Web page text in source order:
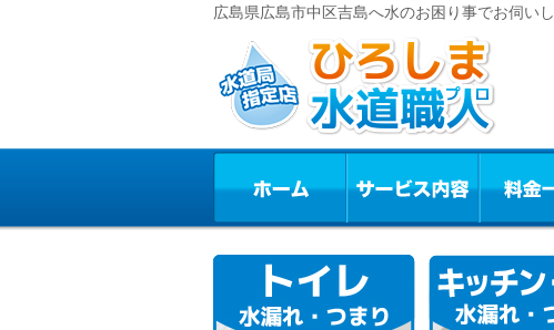
広島県広島市中区吉島へ水のお困り事でお伺い